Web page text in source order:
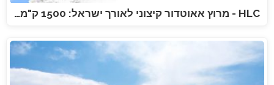
HLC - מרוץ אאוטדור קיצוני לאורך ישראל: 1500 ק"מ…